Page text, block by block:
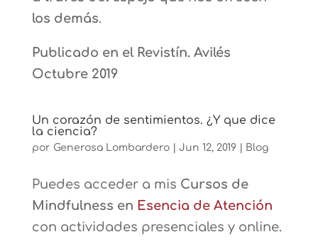
los demás.
Publicado en el Revistín. Avilés
Octubre 2019
Un corazón de sentimientos. ¿Y que dice
la ciencia?
por Generosa Lombardero| Jun 12, 2019| Blog
Puedes acceder a mis Cursos de
Mindfulness en Esencia de Atención
con actividades presenciales y online.